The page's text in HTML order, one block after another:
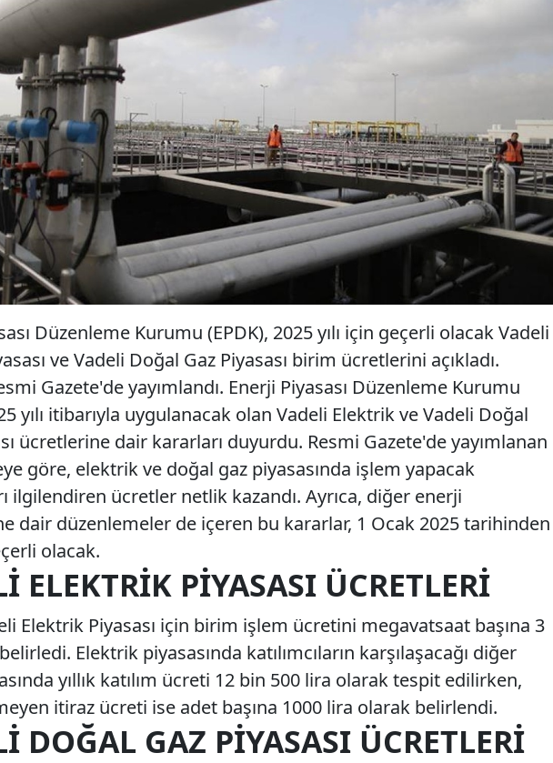
Düzenleme Kurumu (EPDK), 2025 yılı için geçerli olacak Vadeli
ve Vadeli Doğal Gaz Piyasası birim ücretlerini açıkladı.
Gazete'de yayımlandı. Enerji Piyasası Düzenleme Kurumu
yılı itibarıyla uygulanacak olan Vadeli Elektrik ve Vadeli Doğal
ücretlerine dair kararları duyurdu. Resmi Gazete'de yayımlanan
göre, elektrik ve doğal gaz piyasasında işlem yapacak
ilgilendiren ücretler netlik kazandı. Ayrıca, diğer enerji
dair düzenlemeler de içeren bu kararlar, 1 Ocak 2025 tarihinden
olacak.
ELEKTRIK PIYASASI ÜCRETLERI
Elektrik Piyasası için birim işlem ücretini megavatsaat başına 3
Elektrik piyasasında katılımcıların karşılaşacağı diğer
yıllık katılım ücreti 12 bin 500 lira olarak tespit edilirken,
itiraz ücreti ise adet başına 1000 lira olarak belirlendi.
DOĞAL GAZ PIYASASI ÜCRETLERI